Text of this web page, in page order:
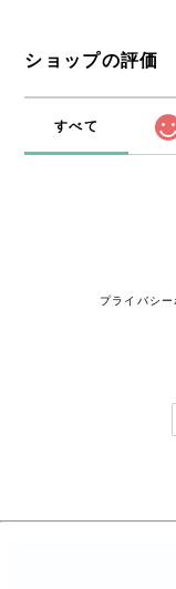
ショップの評価
すべて
プライバシー